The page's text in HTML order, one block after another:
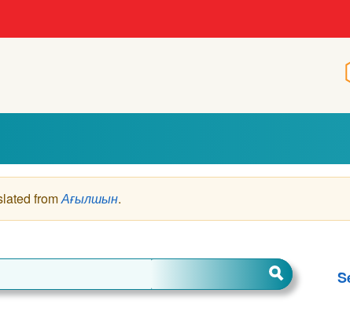
fromАғылшын.